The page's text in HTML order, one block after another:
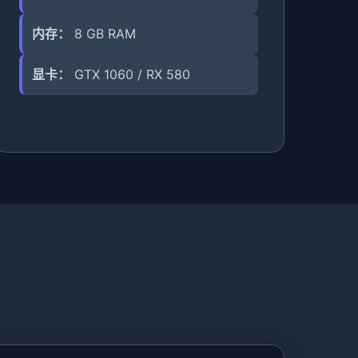
内存： 8 GB RAM
显卡： GTX 1060 / RX 580